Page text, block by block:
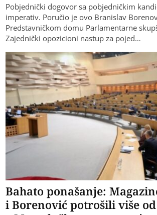
Pobjednički dogovor sa pobjedničkim
imperativ. Poručio je ovo Branislav
Predstavničkom domu Parlamentarne
Zajednički opozicioni nastup za pojed…
Bahato ponašanje:
i Borenović potrošili više od